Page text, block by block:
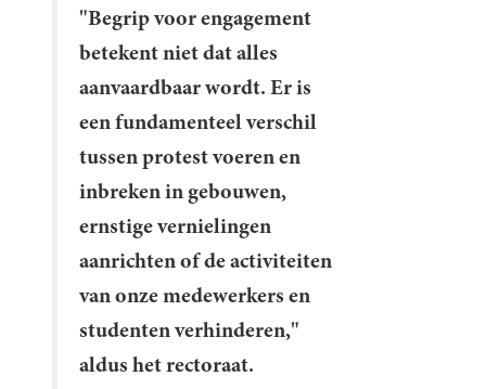
"Begrip voor engagement
betekent niet dat alles
aanvaardbaar wordt. Er is
een fundamenteel verschil
tussen protest voeren en
inbreken in gebouwen,
ernstige vernielingen
aanrichten of de activiteiten
van onze medewerkers en
studenten verhinderen,"
aldus het rectoraat.